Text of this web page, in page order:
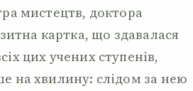
мистецтв, доктора
картка, що здавалася
цих учених ступенів,
на хвилину: слідом за нею